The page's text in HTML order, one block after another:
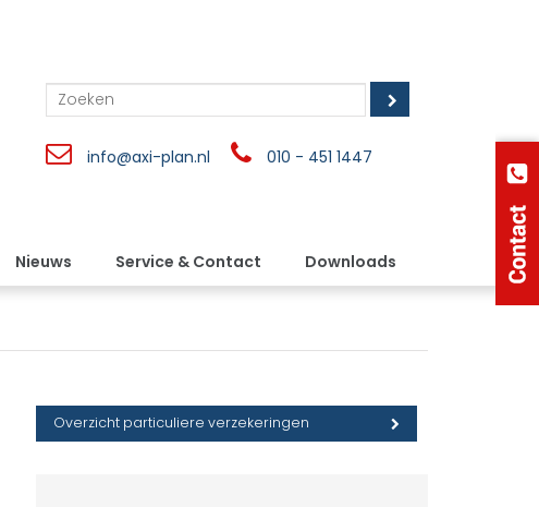
info@axi-plan.nl 010 - 451 1447
Nieuws Service & Contact Downloads
Overzicht particuliere verzekeringen